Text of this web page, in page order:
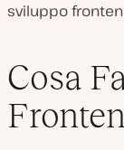
sviluppo
Cosa